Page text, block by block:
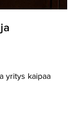
yritys kaipaa